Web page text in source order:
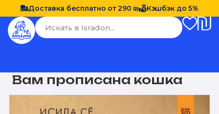
Доставка бесплатно от 290 ₪ Кэшбэк до 5%
Вам прописана кошка